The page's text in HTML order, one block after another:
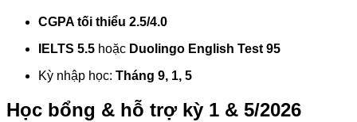
CGPA tối thiểu 2.5/4.0
IELTS 5.5 hoặc Duolingo English Test 95
Kỳ nhập học: Tháng 9, 1, 5
Học bổng & hỗ trợ kỳ 1 & 5/2026